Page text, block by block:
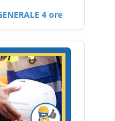
4 ore